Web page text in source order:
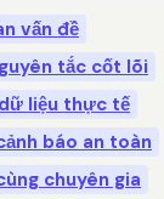
vấn đề
tắc cốt lõi
liệu thực tế
báo an toàn
chuyên gia